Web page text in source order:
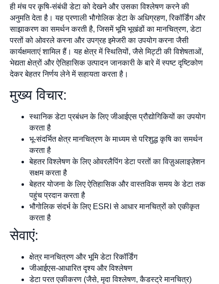
ही मंच पर कृषि-संबंधी डेटा को देखने और उसका विश्लेषण करने की
अनुमति देता है। यह प्रणाली भौगोलिक डेटा के अधिग्रहण, रिकॉर्डिंग और
साझाकरण का समर्थन करती है, जिसमें भूमि भूखंडों का मानचित्रण, डेटा
परतों को ओवरले करना और उपग्रह इमेजरी का उपयोग करना जैसी
कार्यक्षमताएं शामिल हैं। यह क्षेत्र में स्थितियों, जैसे मिट्टी की विशेषताओं,
भेद्यता क्षेत्रों और ऐतिहासिक उत्पादन जानकारी के बारे में स्पष्ट दृष्टिकोण
देकर बेहतर निर्णय लेने में सहायता करता है।
मुख्य विचार:
स्थानिक डेटा प्रबंधन के लिए जीआईएस प्रौद्योगिकियों का उपयोग
करता है
भू-संदर्भित क्षेत्र मानचित्रण के माध्यम से परिशुद्ध कृषि का समर्थन
करता है
बेहतर विश्लेषण के लिए ओवरलैपिंग डेटा परतों का विज़ुअलाइज़ेशन
सक्षम करता है
बेहतर योजना के लिए ऐतिहासिक और वास्तविक समय के डेटा तक
पहुंच प्रदान करता है
भौगोलिक संदर्भ के लिए ESRI से आधार मानचित्रों को एकीकृत
करता है
सेवाएं:
क्षेत्र मानचित्रण और भूमि डेटा रिकॉर्डिंग
जीआईएस-आधारित दृश्य और विश्लेषण
डेटा परत एकीकरण (जैसे, मृदा विश्लेषण, कैडस्ट्रे मानचित्र)